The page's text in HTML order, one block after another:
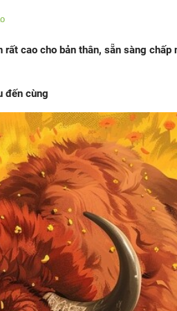
cao cho bản thân, sẵn sàng
đến cùng